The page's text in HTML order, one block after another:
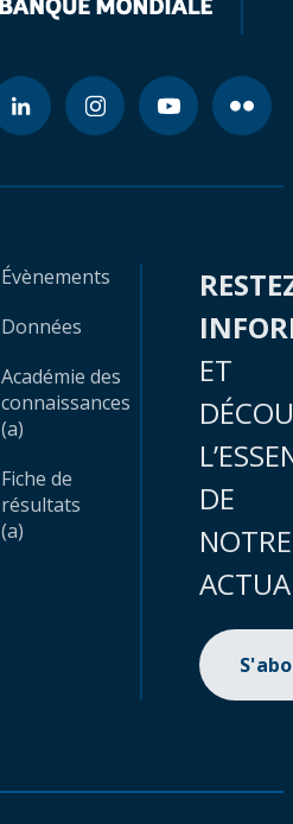
Évènements
Données
Académie des
connaissances
(a)
Fiche de
résultats
(a)
ET
DE
NOTRE